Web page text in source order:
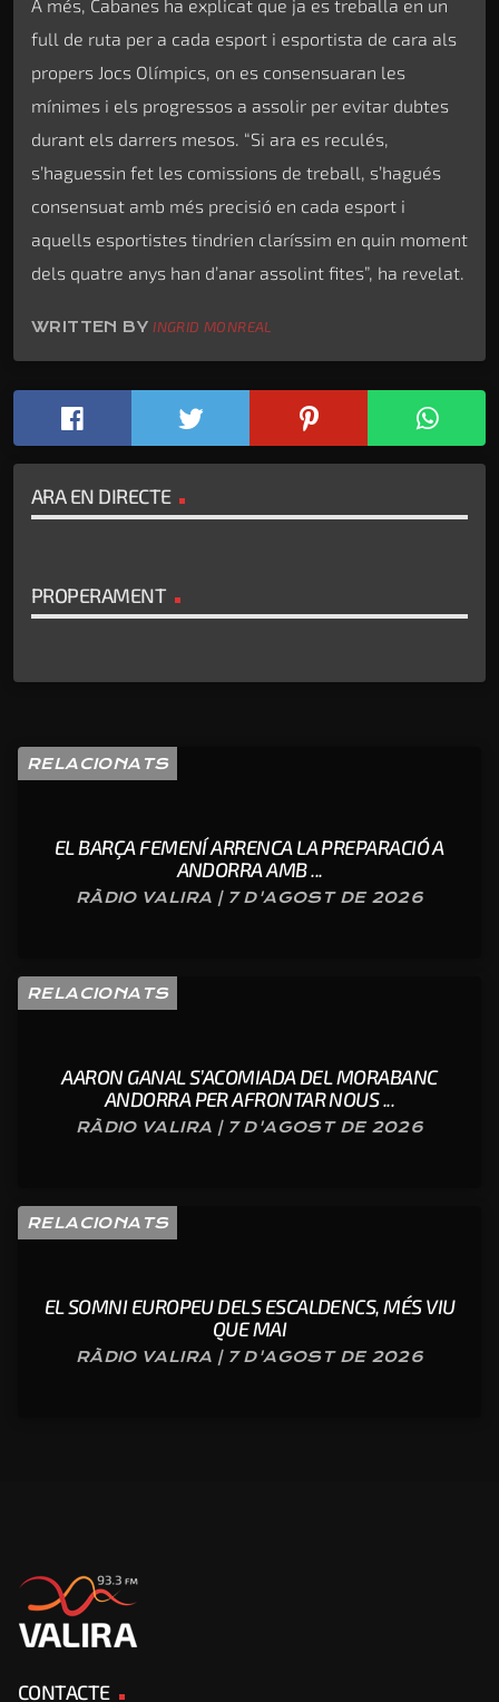
A més, Cabanes ha explicat que ja es treballa en un
full de ruta per a cada esport i esportista de cara als
propers Jocs Olímpics, on es consensuaran les
mínimes i els progressos a assolir per evitar dubtes
durant els darrers mesos. “Si ara es reculés,
s’haguessin fet les comissions de treball, s’hagués
consensuat amb més precisió en cada esport i
aquells esportistes tindrien claríssim en quin moment
dels quatre anys han d’anar assolint fites”, ha revelat.
WRITTEN BYINGRID MONREAL
ARA EN DIRECTE
PROPERAMENT
RELACIONATS
EL BARÇA FEMENÍ ARRENCA LA PREPARACIÓ A
ANDORRA AMB ...
RÀDIO VALIRA | 7 D'AGOST DE 2026
RELACIONATS
AARON GANAL S’ACOMIADA DEL MORABANC
ANDORRA PER AFRONTAR NOUS ...
RÀDIO VALIRA | 7 D'AGOST DE 2026
RELACIONATS
EL SOMNI EUROPEU DELS ESCALDENCS, MÉS VIU
QUE MAI
RÀDIO VALIRA | 7 D'AGOST DE 2026
CONTACTE